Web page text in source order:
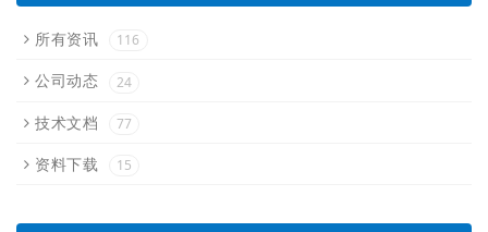
所有资讯 116
公司动态 24
技术文档 77
资料下载 15